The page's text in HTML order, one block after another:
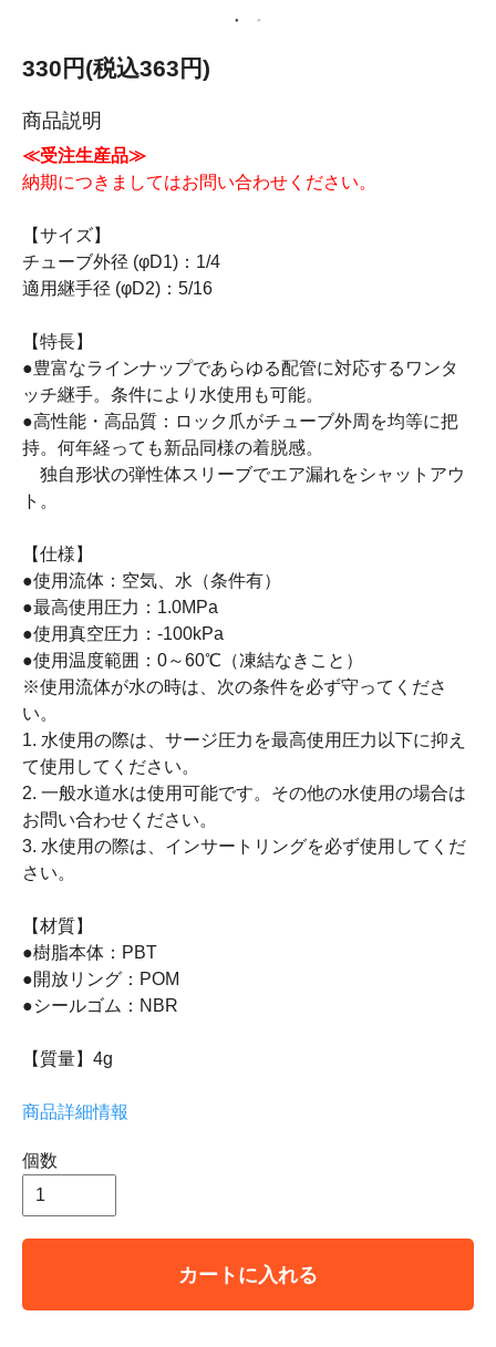
330円(税込363円)
商品説明
≪受注生産品≫
納期につきましてはお問い合わせください。
【サイズ】
チューブ外径 (φD1)：1/4
適用継手径 (φD2)：5/16
【特長】
●豊富なラインナップであらゆる配管に対応するワンタ
ッチ継手。条件により水使用も可能。
●高性能・高品質：ロック爪がチューブ外周を均等に把
持。何年経っても新品同様の着脱感。
独自形状の弾性体スリーブでエア漏れをシャットアウ
ト。
【仕様】
●使用流体：空気、水（条件有）
●最高使用圧力：1.0MPa
●使用真空圧力：-100kPa
●使用温度範囲：0～60℃（凍結なきこと）
※使用流体が水の時は、次の条件を必ず守ってくださ
い。
1. 水使用の際は、サージ圧力を最高使用圧力以下に抑え
て使用してください。
2. 一般水道水は使用可能です。その他の水使用の場合は
お問い合わせください。
3. 水使用の際は、インサートリングを必ず使用してくだ
さい。
【材質】
●樹脂本体：PBT
●開放リング：POM
●シールゴム：NBR
【質量】4g
商品詳細情報
個数
カートに入れる